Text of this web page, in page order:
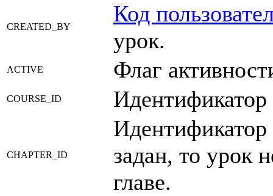
CREATED_BY
Код
урок.
ACTIVE Флаг
COURSE_ID Идентификатор
CHAPTER_ID
задан, то урок
главе.